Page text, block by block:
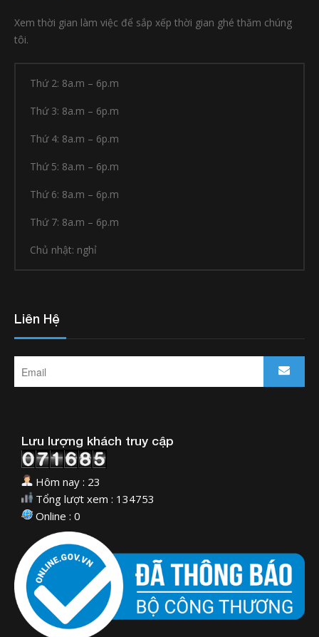
Xem thời gian làm việc để sắp xếp thời gian ghé thăm chúng
tôi.
Thứ 2: 8a.m – 6p.m
Thứ 3: 8a.m – 6p.m
Thứ 4: 8a.m – 6p.m
Thứ 5: 8a.m – 6p.m
Thứ 6: 8a.m – 6p.m
Thứ 7: 8a.m – 6p.m
Chủ nhật: nghỉ
Liên Hệ
Lưu lượng khách truy cập
Hôm nay : 23
Tổng lượt xem : 134753
Online : 0